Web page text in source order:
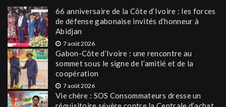
66 anniversaire de la Côte d’Ivoire : les forces
de défense gabonaise invités d’honneur à
Abidjan
7 août 2026
Gabon-Côte d’Ivoire : une rencontre au
sommet sous le signe de l’amitié et de la
coopération
7 août 2026
Vie chère : SOS Consommateurs dresse un